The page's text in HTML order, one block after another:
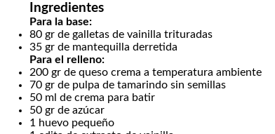
Ingredientes
Para la base:
80 gr de galletas de vainilla trituradas
35 gr de mantequilla derretida
Para el relleno:
200 gr de queso crema a temperatura ambiente
70 gr de pulpa de tamarindo sin semillas
50 ml de crema para batir
50 gr de azúcar
1 huevo pequeño